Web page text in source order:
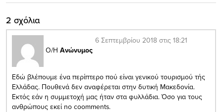
2 σχόλια
Ο/Η Ανώνυμος
6 Σεπτεμβρίου 2018 στις 18:21
Εδώ βλέπουμε ένα περίπτερο πού είναι γενικού τουρισμού τής
Ελλάδας. Πουθενά δεν αναφέρεται στην δυτική Μακεδονία.
Εκτός εάν η συμμετοχή μας ήταν στα φυλλάδια. Όσο για τους
ανθρώπους εκεί no coomments.